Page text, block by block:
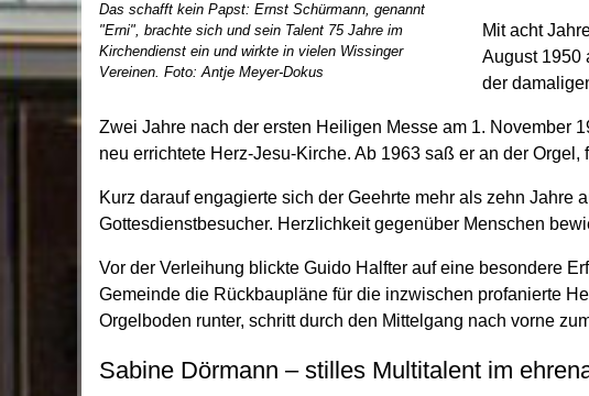
Das schafft kein Papst: Ernst Schürmann, genannt
"Erni", brachte sich und sein Talent 75 Jahre im
Kirchendienst ein und wirkte in vielen Wissinger
Vereinen. Foto: Antje Meyer-Dokus
Mit acht
August 1950
der
Zwei Jahre nach der ersten Heiligen Messe am 1. November
neu errichtete Herz-Jesu-Kirche. Ab 1963 saß er an der
Kurz darauf engagierte sich der Geehrte mehr als zehn
Gottesdienstbesucher. Herzlichkeit gegenüber Menschen
Vor der Verleihung blickte Guido Halfter auf eine besondere
Gemeinde die Rückbaupläne für die inzwischen profanierte
Orgelboden runter, schritt durch den Mittelgang nach vorne
Sabine Dörmann – stilles Multitalent im